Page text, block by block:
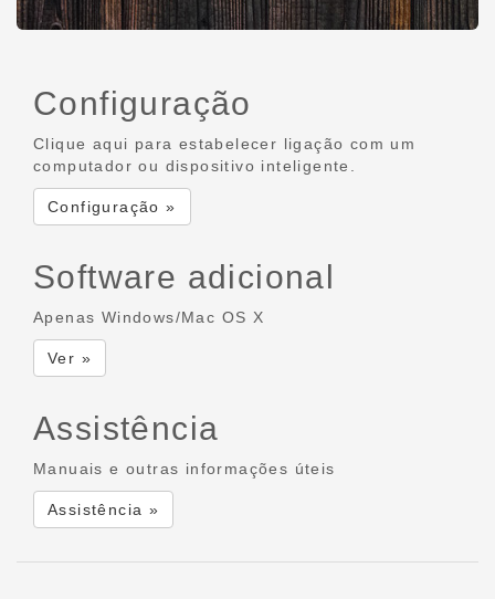
Configuração
Clique aqui para estabelecer ligação com um
computador ou dispositivo inteligente.
Configuração »
Software adicional
Apenas Windows/Mac OS X
Ver »
Assistência
Manuais e outras informações úteis
Assistência »